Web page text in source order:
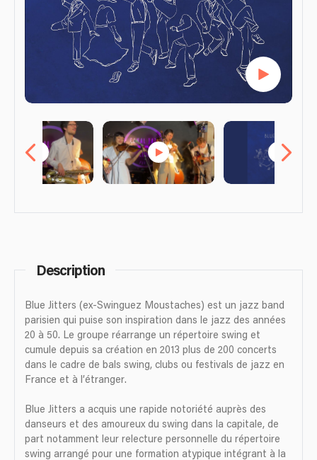
Description
Blue Jitters (ex-Swinguez Moustaches) est un jazz band
parisien qui puise son inspiration dans le jazz des années
20 à 50. Le groupe réarrange un répertoire swing et
cumule depuis sa création en 2013 plus de 200 concerts
dans le cadre de bals swing, clubs ou festivals de jazz en
France et à l’étranger.
Blue Jitters a acquis une rapide notoriété auprès des
danseurs et des amoureux du swing dans la capitale, de
part notamment leur relecture personnelle du répertoire
swing arrangé pour une formation atypique intégrant à la